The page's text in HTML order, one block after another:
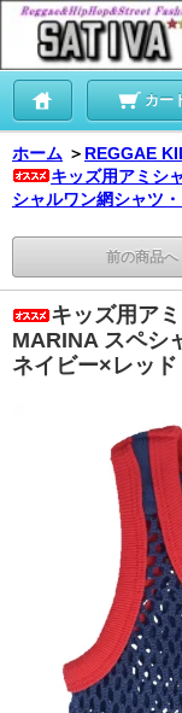
カー
ホーム ＞ REGGAE
キッズ用アミシ
シャルワン網シャツ
前の商品へ
キッズ用ア
MARINA スペシ
ネイビー×レッド